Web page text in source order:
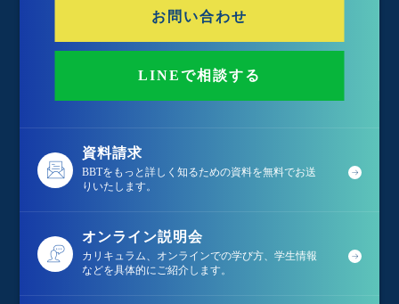
お問い合わせ
LINEで相談する
資料請求
BBTをもっと詳しく知るための資料を無料でお送
りいたします。
オンライン説明会
カリキュラム、オンラインでの学び方、学生情報
などを具体的にご紹介します。